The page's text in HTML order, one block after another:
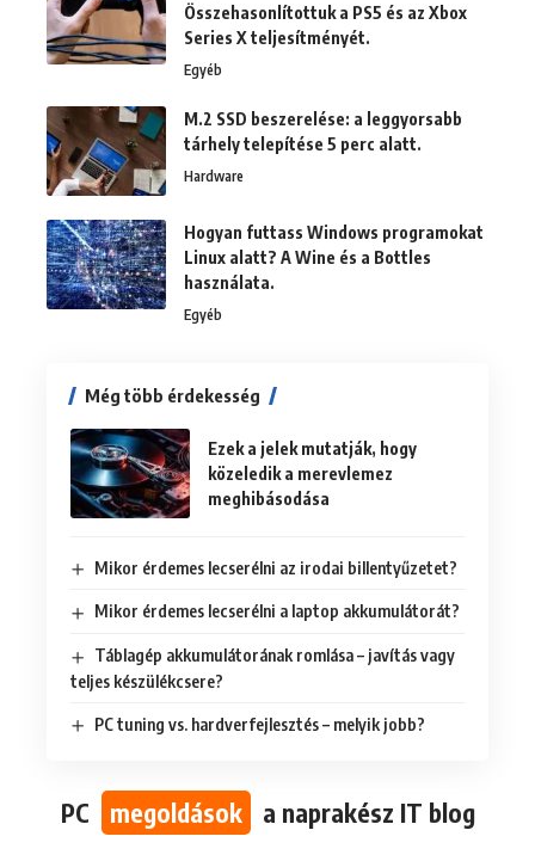
Összehasonlítottuk a PS5 és az Xbox
Series X teljesítményét.
Egyéb
M.2 SSD beszerelése: a leggyorsabb
tárhely telepítése 5 perc alatt.
Hardware
Hogyan futtass Windows programokat
Linux alatt? A Wine és a Bottles
használata.
Egyéb
Még több érdekesség
Ezek a jelek mutatják, hogy
közeledik a merevlemez
meghibásodása
Mikor érdemes lecserélni az irodai billentyűzetet?
Mikor érdemes lecserélni a laptop akkumulátorát?
Táblagép akkumulátorának romlása – javítás vagy
teljes készülékcsere?
PC tuning vs. hardverfejlesztés – melyik jobb?
PC megoldások a naprakész IT blog